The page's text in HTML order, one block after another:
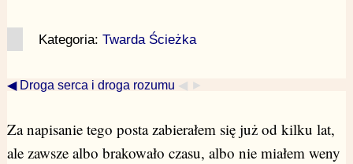
Kategoria: Twarda Ścieżka
◀ Droga serca i droga rozumu ◀ ►
Za napisanie tego posta zabierałem się już od kilku lat,
ale zawsze albo brakowało czasu, albo nie miałem weny